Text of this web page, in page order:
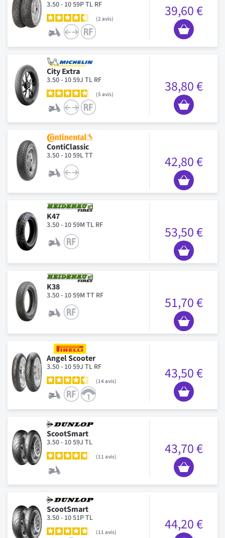
3.50 - 10 59P TL RF
2 avis 39,60 €
City Extra
3.50 - 10 59J TL RF
5 avis 38,80 €
ContiClassic
3.50 - 10 59L TT 42,80 €
K47
3.50 - 10 59M TL RF 53,50 €
K38
3.50 - 10 59M TT RF 51,70 €
Angel Scooter
3.50 - 10 59J TL RF
14avis 43,50 €
ScootSmart
3.50 - 10 59J TL
11 avis 43,70 €
ScootSmart
3.50 - 10 51P TL
11 avis 44,20 €